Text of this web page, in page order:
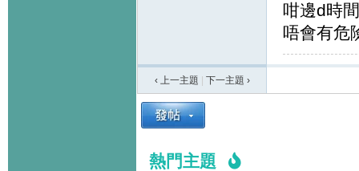
咁邊d時
唔會有危
‹ 上一主題 下一主題 ›
熱門主題